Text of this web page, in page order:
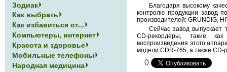
Благодаря высокому
контролю продукции завод
производителей: GRUNDIG,
Сейчас завод выпускает
CD-рекордеры, такие
воспроизведения этого
модели CDR-765, а также CD-
0
Зодиак
Как выбрать
Как избавиться от...
Компьютеры, интернет
Красота и здоровье
Мобильные телефоны
Народная медицина